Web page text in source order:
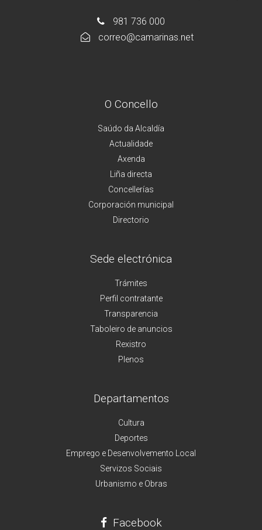
981 736 000
correo@camarinas.net
O Concello
Saúdo da Alcaldía
Actualidade
Axenda
Liña directa
Concellerías
Corporación municipal
Directorio
Sede electrónica
Trámites
Perfil contratante
Transparencia
Taboleiro de anuncios
Rexistro
Plenos
Departamentos
Cultura
Deportes
Emprego e Desenvolvemento Local
Servizos Sociais
Urbanismo e Obras
Facebook